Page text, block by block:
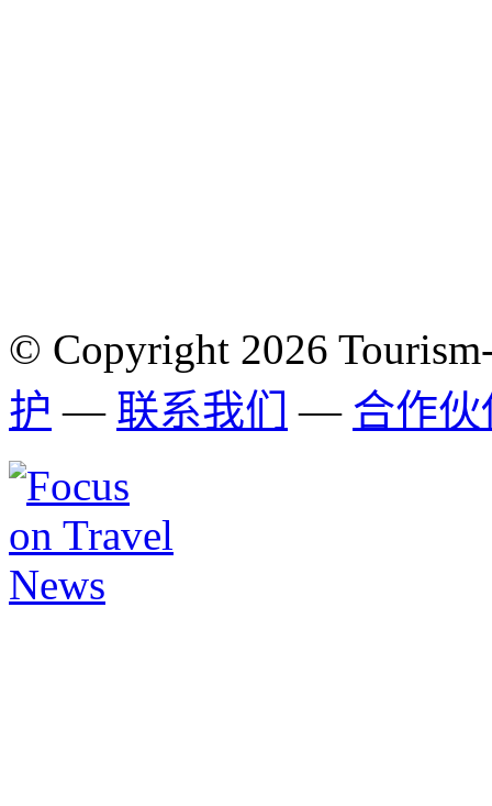
© Copyright 2026
护 — 联系我们 — 合作伙